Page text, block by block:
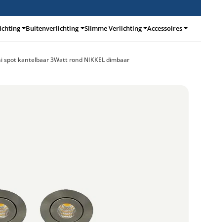
Buitenverlichting Slimme Verlichting Accessoires
spot kantelbaar 3Watt rond NIKKEL dimbaar